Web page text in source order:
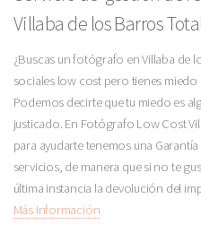
Villaba de los Barros
¿Buscas un fotógrafo en Villaba de
sociales low cost pero tienes
Podemos decirte que tu miedo es
justicado. En Fotógrafo Low Cost
para ayudarte tenemos una
servicios, de manera que si no te
última instancia la devolución del
Más Información